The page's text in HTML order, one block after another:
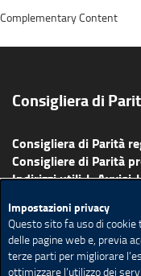
Impostazioni privacy
Questo sito fa uso di
delle pagine web e, previa
terze parti per migliorare
ottimizzare l’utilizzo dei
Consigliera di
Consigliera di Parità
Consigliere di Parità
Indirizzi utili
Avvisi
Rassegna Stampa
Mappa del sito
Complementary Content